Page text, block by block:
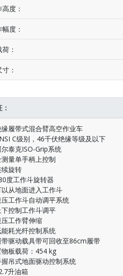
度：
度：
：
：
履带式混合臂高空作业车
C级别，46千伏绝缘等级及以下
泰克ISO-Grip系统
量单手柄上控制
旋转
度工作斗旋转器
从地面进入工作斗
工作斗自动调平系统
控制工作斗调平
工作臂伸缩
耗光纤控制系统
带驱动载具带可回收至86cm履带
板载荷：454 kg
吊式地面驱动控制系统
升油箱